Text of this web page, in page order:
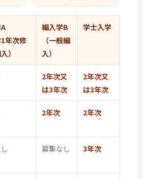
1年次修
）
編入学B
（一般編
入）
学士入学
2年次又
は3年次
2年次又
は3年次
2年次 2年次
募集なし 3年次